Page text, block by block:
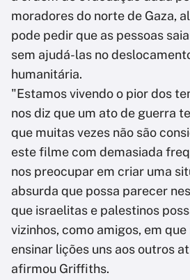
moradores do norte de Gaza,
pode pedir que as pessoas
sem ajudá-las no
humanitária.
"Estamos vivendo o pior dos
nos diz que um ato de guerra
que muitas vezes não são
este filme com demasiada
nos preocupar em criar uma
absurda que possa parecer
que israelitas e palestinos
vizinhos, como amigos, em
ensinar lições uns aos outros
afirmou Griffiths.